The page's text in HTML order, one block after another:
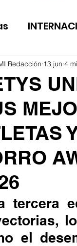
Redacción 13 jun 4
tercera
el